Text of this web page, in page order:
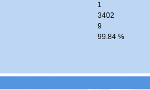
1
3402
9
99.84 %